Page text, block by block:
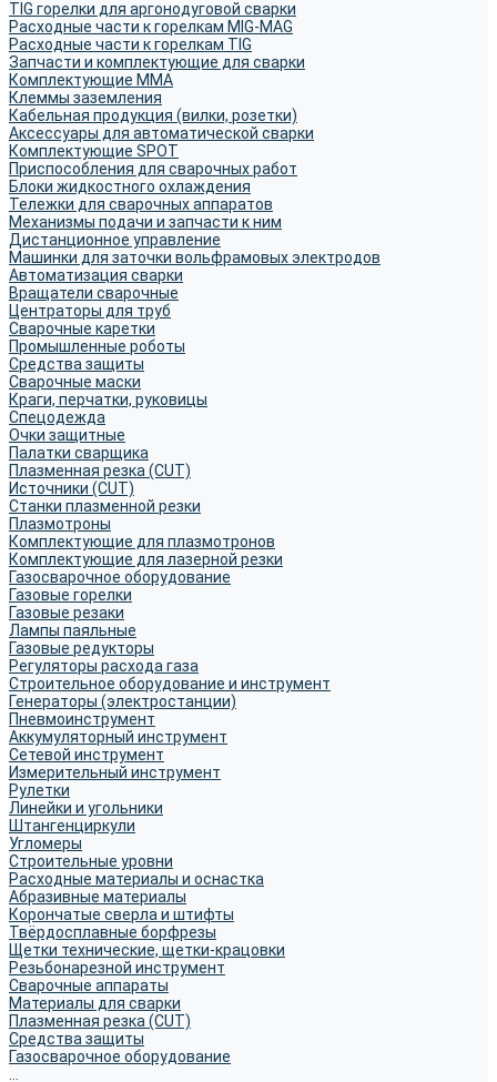
TIG горелки для аргонодуговой сварки
Расходные части к горелкам MIG-MAG
Расходные части к горелкам TIG
Запчасти и комплектующие для сварки
Комплектующие ММА
Клеммы заземления
Кабельная продукция (вилки, розетки)
Аксессуары для автоматической сварки
Комплектующие SPOT
Приспособления для сварочных работ
Блоки жидкостного охлаждения
Тележки для сварочных аппаратов
Механизмы подачи и запчасти к ним
Дистанционное управление
Машинки для заточки вольфрамовых электродов
Автоматизация сварки
Вращатели сварочные
Центраторы для труб
Сварочные каретки
Промышленные роботы
Средства защиты
Сварочные маски
Краги, перчатки, руковицы
Спецодежда
Очки защитные
Палатки сварщика
Плазменная резка (CUT)
Источники (CUT)
Станки плазменной резки
Плазмотроны
Комплектующие для плазмотронов
Комплектующие для лазерной резки
Газосварочное оборудование
Газовые горелки
Газовые резаки
Лампы паяльные
Газовые редукторы
Регуляторы расхода газа
Строительное оборудование и инструмент
Генераторы (электростанции)
Пневмоинструмент
Аккумуляторный инструмент
Сетевой инструмент
Измерительный инструмент
Рулетки
Линейки и угольники
Штангенциркули
Угломеры
Строительные уровни
Расходные материалы и оснастка
Абразивные материалы
Корончатые сверла и штифты
Твёрдосплавные борфрезы
Щетки технические, щетки-крацовки
Резьбонарезной инструмент
Сварочные аппараты
Материалы для сварки
Плазменная резка (CUT)
Средства защиты
Газосварочное оборудование